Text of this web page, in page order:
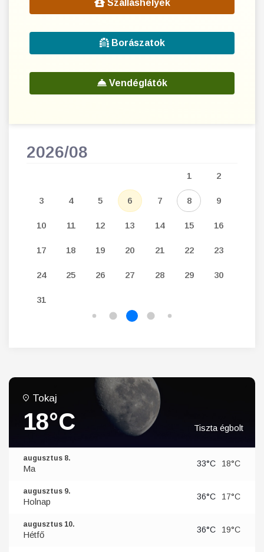
Szálláshelyek
Borászatok
Vendéglátók
2026/08
1 2
3 4 5 6 7 8 9
10 11 12 13 14 15 16
17 18 19 20 21 22 23
24 25 26 27 28 29 30
31
Tokaj
18°C Tiszta égbolt
augusztus 8.
Ma 33°C 18°C
augusztus 9.
Holnap 36°C 17°C
augusztus 10.
Hétfő 36°C 19°C